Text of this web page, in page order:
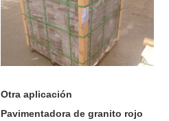
Otra aplicación
Pavimentadora de granito rojo